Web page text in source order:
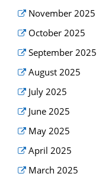
November 2025
October 2025
September 2025
August 2025
July 2025
June 2025
May 2025
April 2025
March 2025